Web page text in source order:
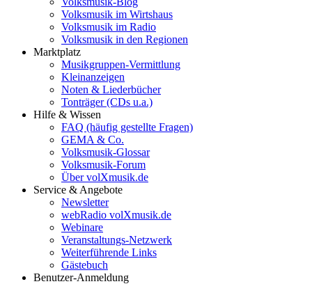
Volksmusik im Wirtshaus
Volksmusik im Radio
Volksmusik in den Regionen
Marktplatz
Musikgruppen-Vermittlung
Kleinanzeigen
Noten & Liederbücher
Tonträger (CDs u.a.)
Hilfe & Wissen
FAQ (häufig gestellte Fragen)
GEMA & Co.
Volksmusik-Glossar
Volksmusik-Forum
Über volXmusik.de
Service & Angebote
Newsletter
webRadio volXmusik.de
Webinare
Veranstaltungs-Netzwerk
Weiterführende Links
Gästebuch
Benutzer-Anmeldung